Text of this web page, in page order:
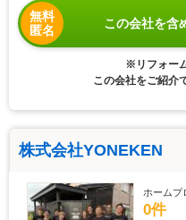
無料
匿名
この会社を含
※リフォー
この会社をご紹介
株式会社YONEKEN
ホームプ
0件